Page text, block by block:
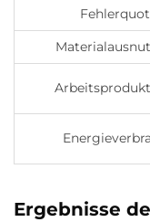
Ergebnisse